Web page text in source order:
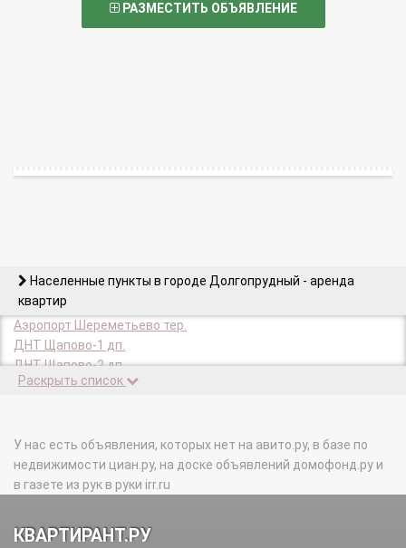
РАЗМЕСТИТЬ ОБЪЯВЛЕНИЕ
Населенные пункты в городе Долгопрудный - аренда
квартир
Аэропорт Шереметьево тер.
ДНТ Щапово-1 дп.
ДНТ Щапово-2 дп.
Павельцево мкр.
Шереметьевский мкр.
Раскрыть список
У нас есть объявления, которых нет на авито.ру, в базе по
недвижимости циан.ру, на доске объявлений домофонд.ру и
в газете из рук в руки irr.ru
КВАРТИРАНТ.РУ